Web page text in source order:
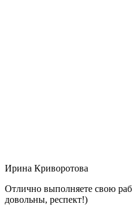
Ирина Криворотова
Отлично выполняете свою
довольны, респект!)